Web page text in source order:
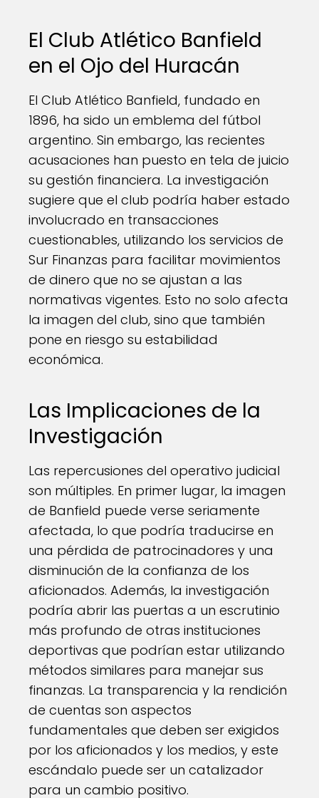
El Club Atlético Banfield
en el Ojo del Huracán
El Club Atlético Banfield, fundado en
1896, ha sido un emblema del fútbol
argentino. Sin embargo, las recientes
acusaciones han puesto en tela de juicio
su gestión financiera. La investigación
sugiere que el club podría haber estado
involucrado en transacciones
cuestionables, utilizando los servicios de
Sur Finanzas para facilitar movimientos
de dinero que no se ajustan a las
normativas vigentes. Esto no solo afecta
la imagen del club, sino que también
pone en riesgo su estabilidad
económica.
Las Implicaciones de la
Investigación
Las repercusiones del operativo judicial
son múltiples. En primer lugar, la imagen
de Banfield puede verse seriamente
afectada, lo que podría traducirse en
una pérdida de patrocinadores y una
disminución de la confianza de los
aficionados. Además, la investigación
podría abrir las puertas a un escrutinio
más profundo de otras instituciones
deportivas que podrían estar utilizando
métodos similares para manejar sus
finanzas. La transparencia y la rendición
de cuentas son aspectos
fundamentales que deben ser exigidos
por los aficionados y los medios, y este
escándalo puede ser un catalizador
para un cambio positivo.